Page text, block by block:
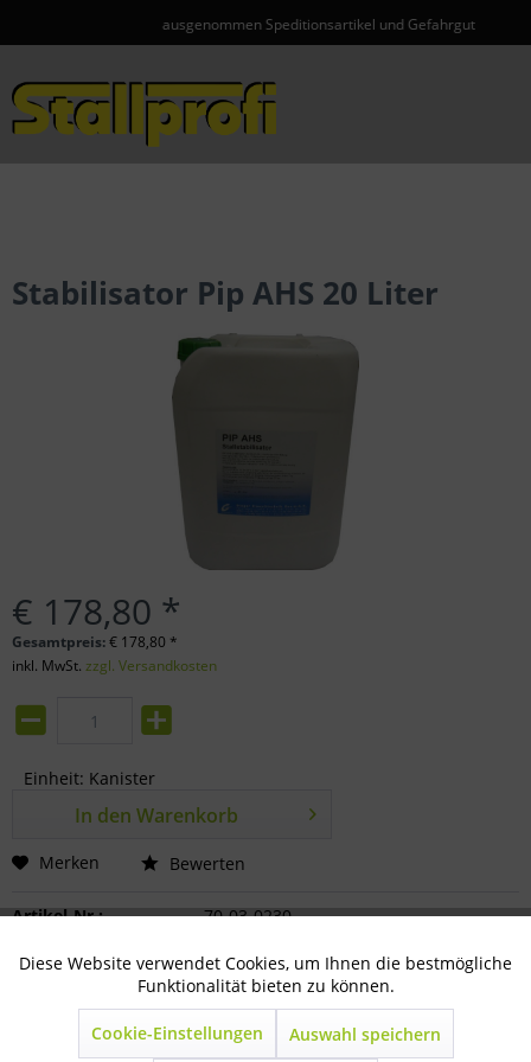
ausgenommen Speditionsartikel und Gefahrgut
Stabilisator Pip AHS 20 Liter
€ 178,80 *
Gesamtpreis:€ 178,80 *
inkl. MwSt. zzgl. Versandkosten
Einheit: Kanister
In den Warenkorb
Merken Bewerten
Artikel-Nr.: 70-03-0230
Beschreibung
Mit dem PIP AHS Stabilisator sorgen Sie nachhaltig...mehr
Technisch notwendig Aktiv
Marketing Inaktiv
Diese Website verwendet Cookies, um Ihnen die bestmögliche
Funktionalität bieten zu können.
Cookie-Einstellungen Auswahl speichern